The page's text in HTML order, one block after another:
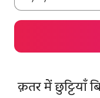
क़तर में छुट्टियाँ